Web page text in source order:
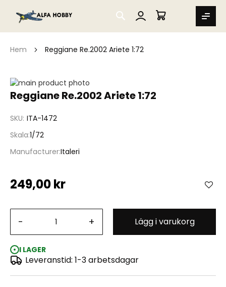
SEARCH
MIN VARUKORG
Hem Reggiane Re.2002 Ariete 1:72
Reggiane Re.2002 Ariete 1:72
SKU ITA-1472
Skala 1/72
ManufacturerItaleri
249,00 kr
- + Lägg i varukorg
I LAGER
Leveranstid: 1-3 arbetsdagar
Hoppa
till
slutet
bildgalleriet
Hoppa
av
bildgalleriet